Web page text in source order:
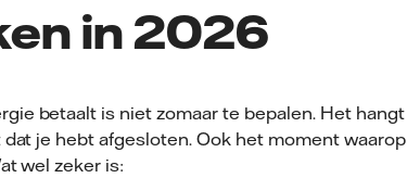
in 2026
betaalt is niet zomaar te bepalen. Het hangt
je hebt afgesloten. Ook het moment waarop
wel zeker is: